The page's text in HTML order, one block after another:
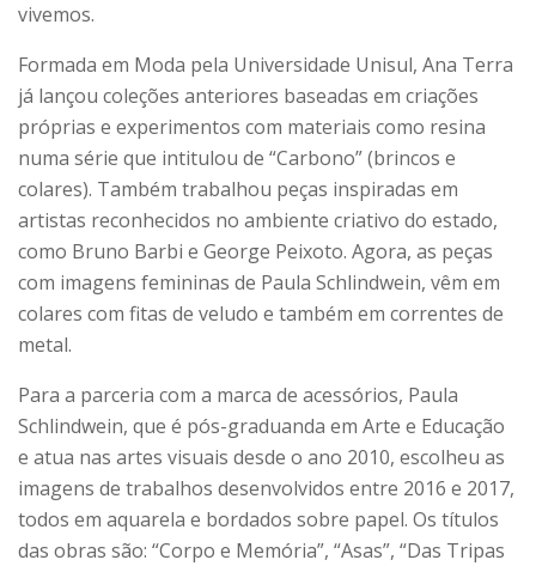
vivemos.
Formada em Moda pela Universidade Unisul, Ana Terra
já lançou coleções anteriores baseadas em criações
próprias e experimentos com materiais como resina
numa série que intitulou de “Carbono” (brincos e
colares). Também trabalhou peças inspiradas em
artistas reconhecidos no ambiente criativo do estado,
como Bruno Barbi e George Peixoto. Agora, as peças
com imagens femininas de Paula Schlindwein, vêm em
colares com fitas de veludo e também em correntes de
metal.
Para a parceria com a marca de acessórios, Paula
Schlindwein, que é pós-graduanda em Arte e Educação
e atua nas artes visuais desde o ano 2010, escolheu as
imagens de trabalhos desenvolvidos entre 2016 e 2017,
todos em aquarela e bordados sobre papel. Os títulos
das obras são: “Corpo e Memória”, “Asas”, “Das Tripas